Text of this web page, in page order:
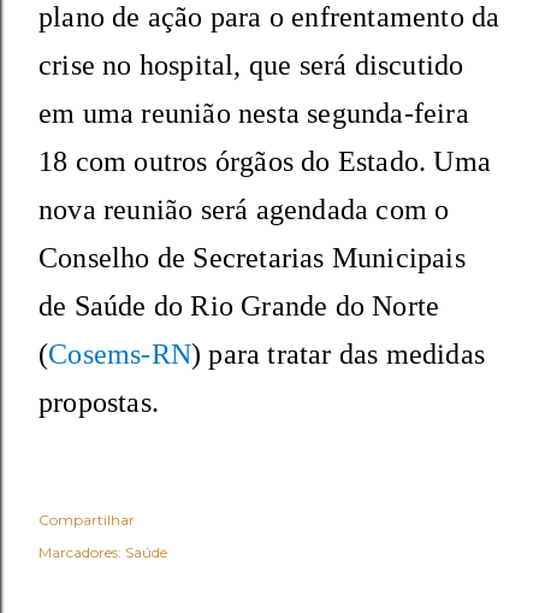
plano de ação para o enfrentamento da
crise no hospital, que será discutido
em uma reunião nesta segunda-feira
18 com outros órgãos do Estado. Uma
nova reunião será agendada com o
Conselho de Secretarias Municipais
de Saúde do Rio Grande do Norte
(Cosems-RN) para tratar das medidas
propostas.
Compartilhar
Marcadores: Saúde